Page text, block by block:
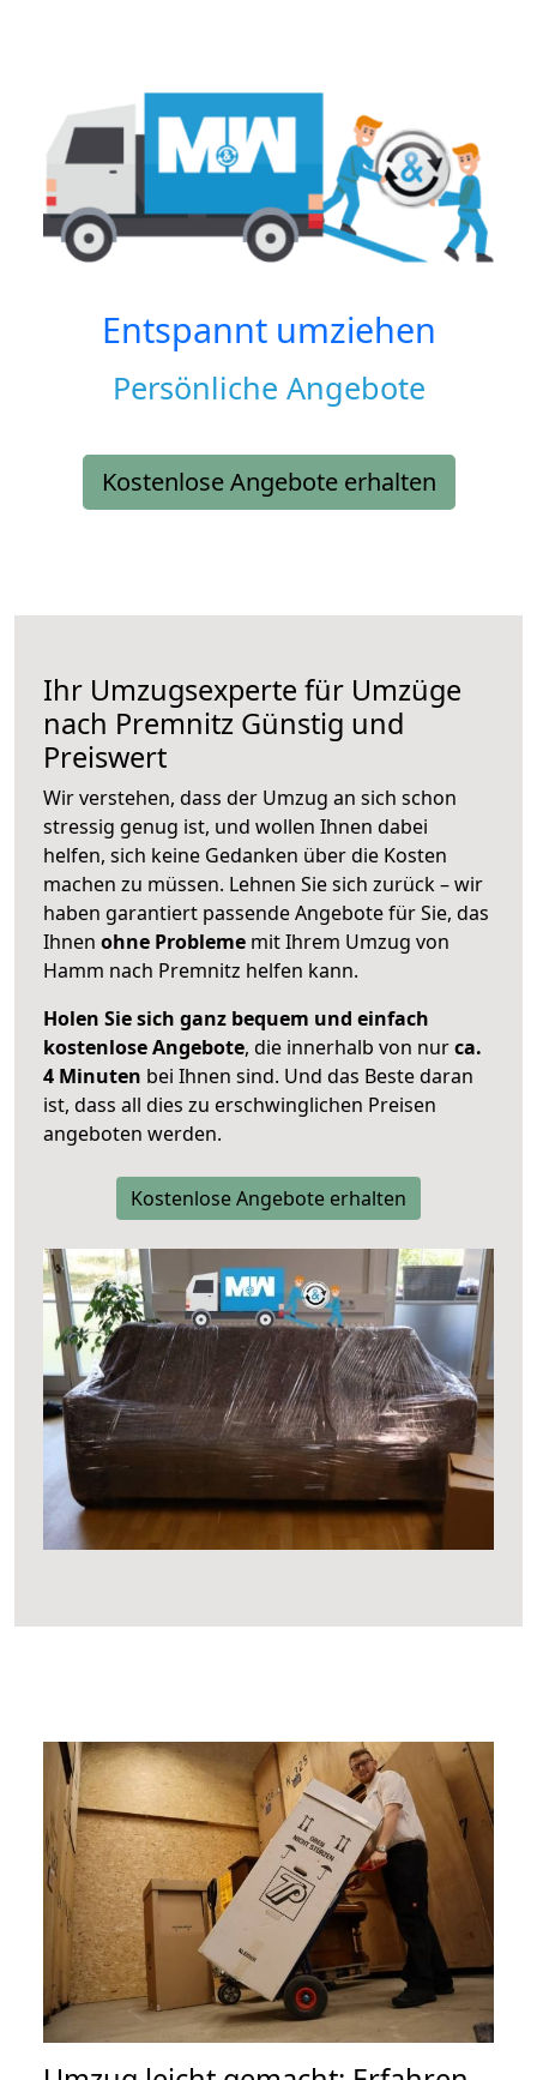
Entspannt umziehen
Persönliche Angebote
Kostenlose Angebote erhalten
Ihr Umzugsexperte für Umzüge
nach Premnitz Günstig und
Preiswert
Wir verstehen, dass der Umzug an sich schon
stressig genug ist, und wollen Ihnen dabei
helfen, sich keine Gedanken über die Kosten
machen zu müssen. Lehnen Sie sich zurück – wir
haben garantiert passende Angebote für Sie, das
Ihnen ohne Probleme mit Ihrem Umzug von
Hamm nach Premnitz helfen kann.
Holen Sie sich ganz bequem und einfach
kostenlose Angebote, die innerhalb von nurca.
4 Minuten bei Ihnen sind. Und das Beste daran
ist, dass all dies zu erschwinglichen Preisen
angeboten werden.
Kostenlose Angebote erhalten